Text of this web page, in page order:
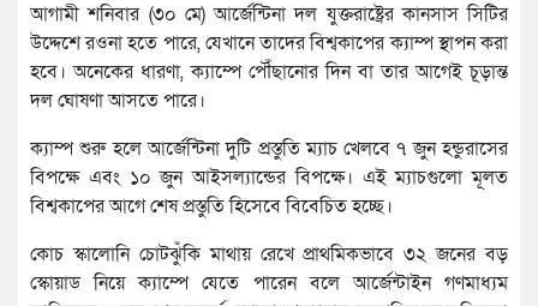
আগামী শনিবার (৩০ মে) আর্জেন্টিনা দল যুক্তরাষ্ট্রের কানসাস সিটির
উদ্দেশে রওনা হতে পারে, যেখানে তাদের বিশ্বকাপের ক্যাম্প স্থাপন করা
হবে। অনেকের ধারণা, ক্যাম্পে পৌঁছানোর দিন বা তার আগেই চূড়ান্ত
দল ঘোষণা আসতে পারে।
ক্যাম্প শুরু হলে আর্জেন্টিনা দুটি প্রস্তুতি ম্যাচ খেলবে ৭ জুন হন্ডুরাসের
বিপক্ষে এবং ১০ জুন আইসল্যান্ডের বিপক্ষে। এই ম্যাচগুলো মূলত
বিশ্বকাপের আগে শেষ প্রস্তুতি হিসেবে বিবেচিত হচ্ছে।
কোচ স্কালোনি চোটঝুঁকি মাথায় রেখে প্রাথমিকভাবে ৩২ জনের বড়
স্কোয়াড নিয়ে ক্যাম্পে যেতে পারেন বলে আর্জেন্টাইন গণমাধ্যম